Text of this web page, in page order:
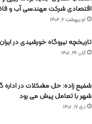
اقتصادی شرکت مهندسی آب و
اردیبهشت ۶, ۱۴۰۲
تاریخچه نیروگاه خورشیدی در ایران
آبان ۲۶, ۱۴۰۱
شفیع زاده: حل مشکلات در اداره
شهر با تعامل پیش می رود
دی ۱۷, ۱۴۰۱